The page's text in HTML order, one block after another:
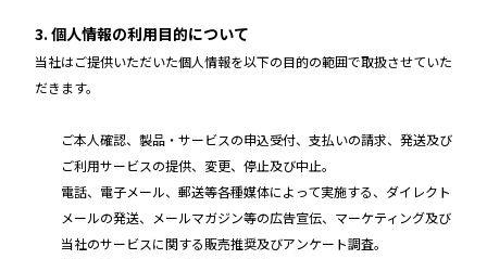
3. 個人情報の利用目的について
当社はご提供いただいた個人情報を以下の目的の範囲で取扱させていた
だきます。
ご本人確認、製品・サービスの申込受付、支払いの請求、発送及び
ご利用サービスの提供、変更、停止及び中止。
電話、電子メール、郵送等各種媒体によって実施する、ダイレクト
メールの発送、メールマガジン等の広告宣伝、マーケティング及び
当社のサービスに関する販売推奨及びアンケート調査。